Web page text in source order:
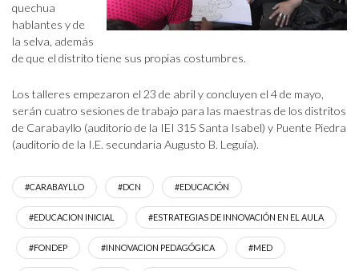
quechua
hablantes y de
la selva, además
de que el distrito tiene sus propias costumbres.
Los talleres empezaron el 23 de abril y concluyen el 4 de mayo,
serán cuatro sesiones de trabajo para las maestras de los distritos
de Carabayllo (auditorio de la IEI 315 Santa Isabel) y Puente Piedra
(auditorio de la I.E. secundaria Augusto B. Leguía).
#CARABAYLLO #DCN #EDUCACIÓN
#EDUCACION INICIAL #ESTRATEGIAS DE INNOVACIÓN EN EL AULA
#FONDEP #INNOVACION PEDAGÓGICA #MED